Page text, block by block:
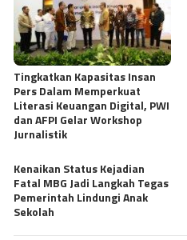
Tingkatkan Kapasitas Insan
Pers Dalam Memperkuat
Literasi Keuangan Digital, PWI
dan AFPI Gelar Workshop
Jurnalistik
Kenaikan Status Kejadian
Fatal MBG Jadi Langkah Tegas
Pemerintah Lindungi Anak
Sekolah